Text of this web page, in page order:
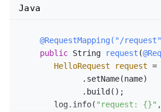
@RequestMapping("/
public String request (
HelloRequest
request =
       log.info(
"request: {}"
Java